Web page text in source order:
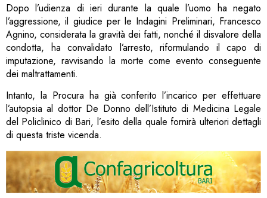
Dopo l’udienza di ieri durante la quale l’uomo ha negato
l’aggressione, il giudice per le Indagini Preliminari, Francesco
Agnino, considerata la gravità dei fatti, nonché il disvalore della
condotta, ha convalidato l’arresto, riformulando il capo di
imputazione, ravvisando la morte come evento conseguente
dei maltrattamenti.
Intanto, la Procura ha già conferito l’incarico per effettuare
l’autopsia al dottor De Donno dell’Istituto di Medicina Legale
del Policlinico di Bari, l’esito della quale fornirà ulteriori dettagli
di questa triste vicenda.